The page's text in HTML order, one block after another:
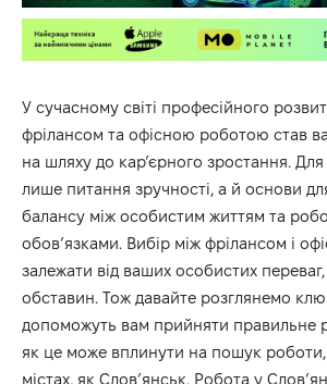
У сучасному світі професійного
фрілансом та офісною роботою став
на шляху до кар’єрного зростання.
лише питання зручності, а й основи
балансу між особистим життям та
обов’язками. Вибір між фрілансом і
залежати від ваших особистих переваг,
обставин. Тож давайте розглянемо
допоможуть вам прийняти правильне
як це може вплинути на пошук роботи,
містах, як Слов’янськ. Робота у